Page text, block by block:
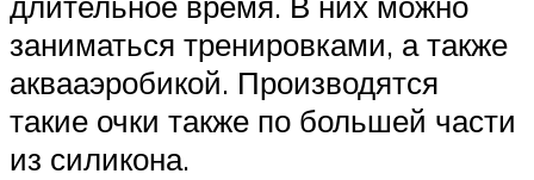
заниматься тренировками, а также
аквааэробикой. Производятся
такие очки также по большей части
из силикона.